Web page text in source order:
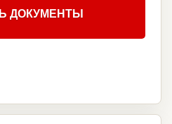
ДОКУМЕНТЫ